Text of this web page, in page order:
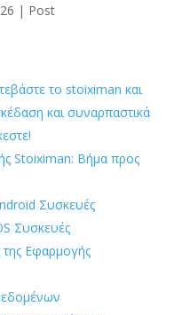
| Post
το stoiximan και
και συναρπαστικά
Stoiximan: Βήμα προς
Συσκευές
Συσκευές
της Εφαρμογής